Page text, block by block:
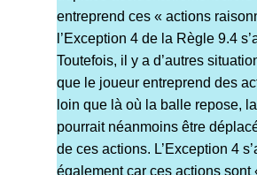
entreprend ces « actions
l’Exception 4 de la Règle 9.4
Toutefois, il y a d’autres
que le joueur entreprend des
loin que là où la balle repose,
pourrait néanmoins être
de ces actions. L’Exception 4
également car ces actions sont